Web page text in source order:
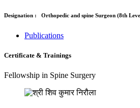
Designation : Orthopedic and spine Surgeon (8th
Publications
Certificate & Trainings
Fellowship in Spine Surgery